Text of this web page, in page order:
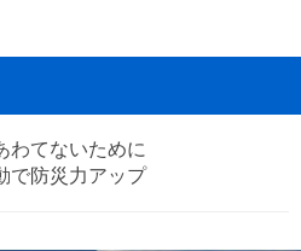
わてないために
で防災力アップ